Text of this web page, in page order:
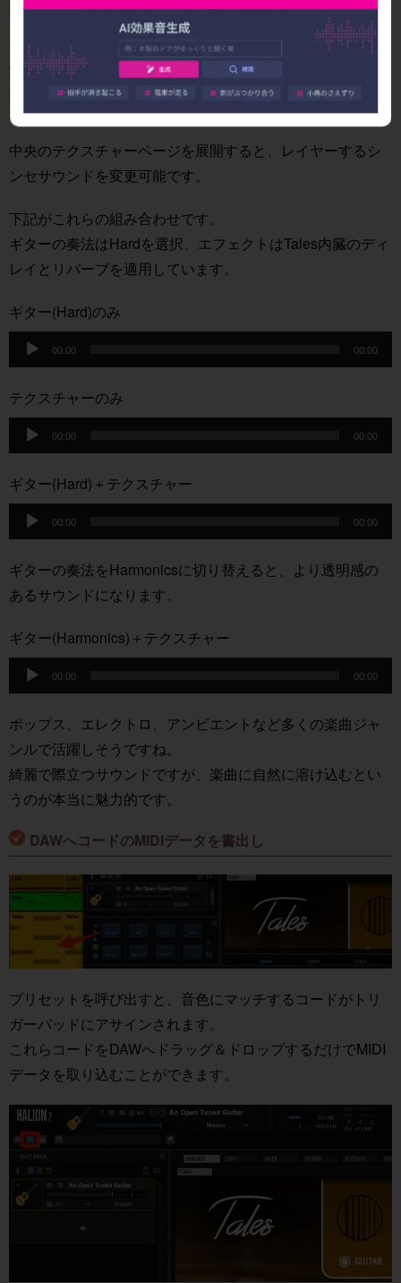
中央のテクスチャーページを展開すると、レイヤーするシ
ンセサウンドを変更可能です。
下記がこれらの組み合わせです。
ギターの奏法はHardを選択、エフェクトはTales内臓のディ
レイとリバーブを適用しています。
ギター(Hard)のみ
音
レ
ヤ
ー
00:00 00:00
テクスチャーのみ
音
レ
ヤ
ー
00:00 00:00
ギター(Hard)＋テクスチャー
音
レ
ー
ヤ
ー
00:00 00:00
ギターの奏法をHarmonicsに切り替えると、より透明感の
あるサウンドになります。
ギター(Harmonics)＋テクスチャー
音
レ
ー
ヤ
ー
00:00 00:00
ポップス、エレクトロ、アンビエントなど多くの楽曲ジャ
ンルで活躍しそうですね。
綺麗で際立つサウンドですが、楽曲に自然に溶け込むとい
うのが本当に魅力的です。
DAWへコードのMIDIデータを書出し
プリセットを呼び出すと、音色にマッチするコードがトリ
ガーパッドにアサインされます。
これらコードをDAWへドラッグ＆ドロップするだけでMIDI
データを取り込むことができます。